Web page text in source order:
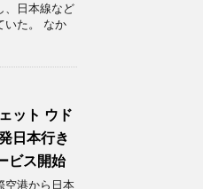
、日本線など
いた。 なか
ット ウド
日本行き
ビス開始
空港から日本